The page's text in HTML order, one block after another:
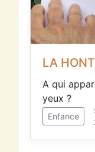
LA
A qui
yeux ?
Enfance